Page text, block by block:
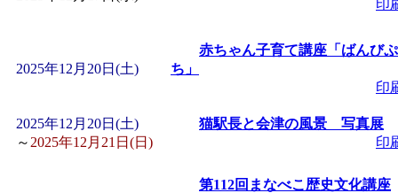
」 受付期間：～
「みなづる号乗車体
de 健康づくり」」 受
印
2025年12月20日(土)
赤ちゃん子育て講座「ばんびぷ
ち」
印
2025年12月20日(土)
～ 2025年12月21日(日)
猫駅長と会津の風景 写真展
印
第112回まなべこ歴史文化講座